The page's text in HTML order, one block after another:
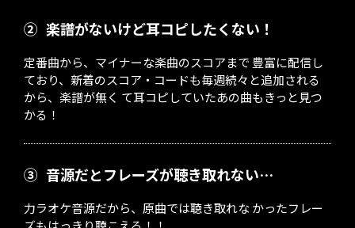
② 楽譜がないけど耳コピしたくない！
定番曲から、マイナーな楽曲のスコアまで 豊富に配信し
ており、新着のスコア・コードも毎週続々と追加される
から、楽譜が無く て耳コピしていたあの曲もきっと見つ
かる！
③ 音源だとフレーズが聴き取れない…
力ラオケ音源だから、原曲では聴き取れな かったフレー